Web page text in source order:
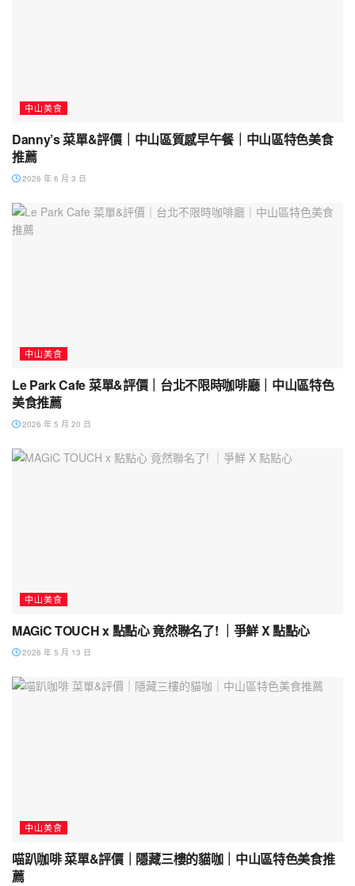
中山美食
Danny’s 菜單&評價｜中山區質感早午餐｜中山區特色美食
推薦
2026 年 6 月 3 日
中山美食
Le Park Cafe 菜單&評價｜台北不限時咖啡廳｜中山區特色
美食推薦
2026 年 5 月 20 日
中山美食
MAGiC TOUCH x 點點心 竟然聯名了! ｜爭鮮 X 點點心
2026 年 5 月 13 日
中山美食
喵趴咖啡 菜單&評價｜隱藏三樓的貓咖｜中山區特色美食推
薦